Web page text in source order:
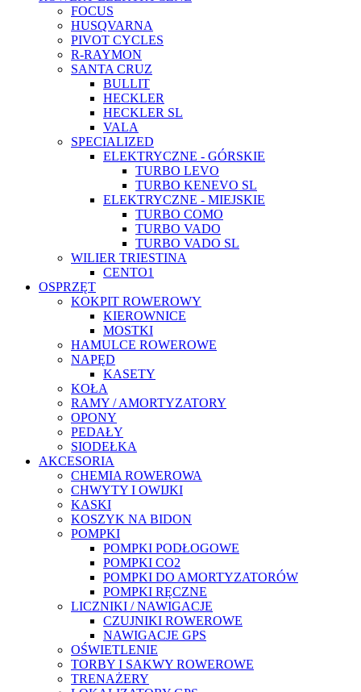
FOCUS
HUSQVARNA
PIVOT CYCLES
R-RAYMON
SANTA CRUZ
BULLIT
HECKLER
HECKLER SL
VALA
SPECIALIZED
ELEKTRYCZNE - GÓRSKIE
TURBO LEVO
TURBO KENEVO SL
ELEKTRYCZNE - MIEJSKIE
TURBO COMO
TURBO VADO
TURBO VADO SL
WILIER TRIESTINA
CENTO1
OSPRZĘT
KOKPIT ROWEROWY
KIEROWNICE
MOSTKI
HAMULCE ROWEROWE
NAPĘD
KASETY
KOŁA
RAMY / AMORTYZATORY
OPONY
PEDAŁY
SIODEŁKA
AKCESORIA
CHEMIA ROWEROWA
CHWYTY I OWIJKI
KASKI
KOSZYK NA BIDON
POMPKI
POMPKI PODŁOGOWE
POMPKI CO2
POMPKI DO AMORTYZATORÓW
POMPKI RĘCZNE
LICZNIKI / NAWIGACJE
CZUJNIKI ROWEROWE
NAWIGACJE GPS
OŚWIETLENIE
TORBY I SAKWY ROWEROWE
TRENAŻERY